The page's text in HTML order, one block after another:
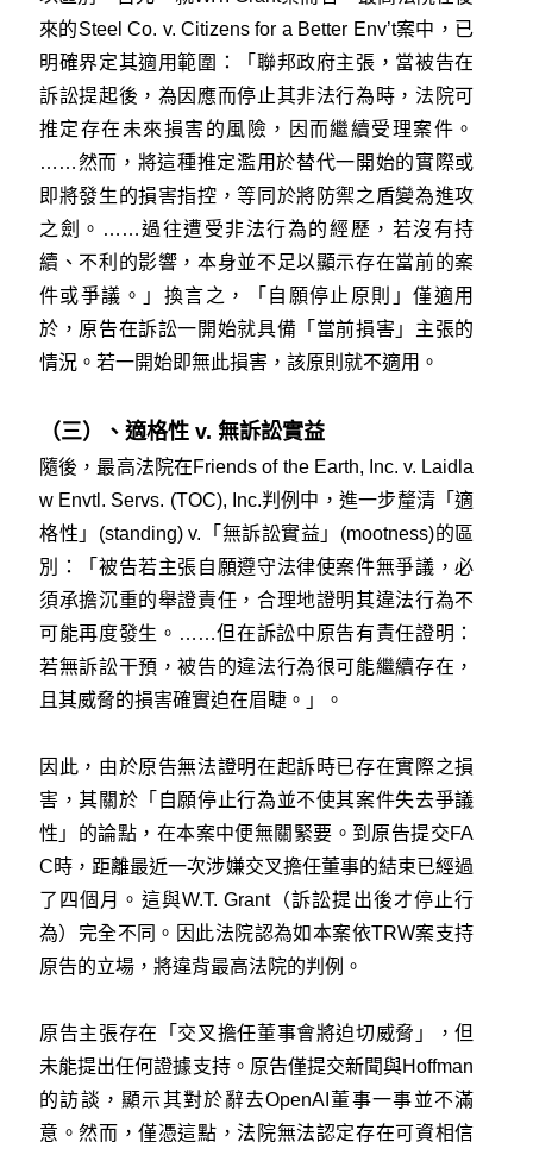
來的Steel Co. v. Citizens for a Better Env’t案中，已
明確界定其適用範圍：「聯邦政府主張，當被告在
訴訟提起後，為因應而停止其非法行為時，法院可
推定存在未來損害的風險，因而繼續受理案件。
……然而，將這種推定濫用於替代一開始的實際或
即將發生的損害指控，等同於將防禦之盾變為進攻
之劍。……過往遭受非法行為的經歷，若沒有持
續、不利的影響，本身並不足以顯示存在當前的案
件或爭議。」換言之，「自願停止原則」僅適用
於，原告在訴訟一開始就具備「當前損害」主張的
情況。若一開始即無此損害，該原則就不適用。
（三）、適格性 v. 無訴訟實益
隨後，最高法院在Friends of the Earth, Inc. v. Laidla
w Envtl. Servs. (TOC), Inc.判例中，進一步釐清「適
格性」(standing) v.「無訴訟實益」(mootness)的區
別：「被告若主張自願遵守法律使案件無爭議，必
須承擔沉重的舉證責任，合理地證明其違法行為不
可能再度發生。……但在訴訟中原告有責任證明：
若無訴訟干預，被告的違法行為很可能繼續存在，
且其威脅的損害確實迫在眉睫。」。
因此，由於原告無法證明在起訴時已存在實際之損
害，其關於「自願停止行為並不使其案件失去爭議
性」的論點，在本案中便無關緊要。到原告提交FA
C時，距離最近一次涉嫌交叉擔任董事的結束已經過
了四個月。這與W.T. Grant（訴訟提出後才停止行
為）完全不同。因此法院認為如本案依TRW案支持
原告的立場，將違背最高法院的判例。
原告主張存在「交叉擔任董事會將迫切威脅」，但
未能提出任何證據支持。原告僅提交新聞與Hoffman
的訪談，顯示其對於辭去OpenAI董事一事並不滿
意。然而，僅憑這點，法院無法認定存在可資相信